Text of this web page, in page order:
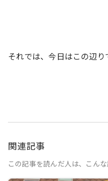
それでは、今日はこの辺り
関連記事
この記事を読んだ人は、こん